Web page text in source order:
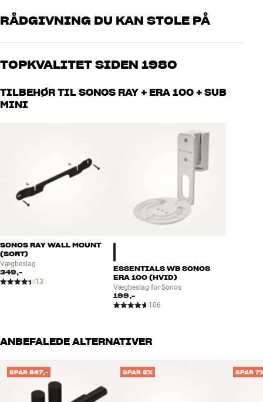
RÅDGIVNING DU KAN STOLE PÅ
Vores medarbejdere er ægte entusiaster, som kender produkterne
os, hvad du drømmer om – så finder vi den løsning, der passer
TOPKVALITET SIDEN 1980
Alle HiFi Klubbens produkter til musik, hjemmebio og TV er
håndplukket kvalitet, der er bygget til at holde i årevis. Det er godt
for både din pengepung og miljøet.
TILBEHØR TIL SONOS RAY + ERA 100 + SUB
MINI
SONOS RAY WALL MOUNT
(SORT)
Vægbeslag
349,-
13
ESSENTIALS WB SONOS
ERA 100 (HVID)
Vægbeslag for Sonos
199,-
106
ANBEFALEDE ALTERNATIVER
SPAR 567,- SPAR 8% SPAR